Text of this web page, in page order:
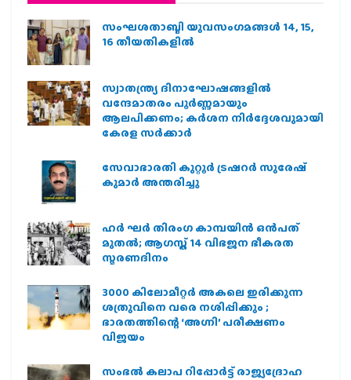
സംഘശതാബ്ദി യുവസംഗമങ്ങള്‍ 14, 15,
16 തീയതികളില്‍
സ്വാതന്ത്ര്യ ദിനാഘോഷങ്ങളിൽ
വന്ദേമാതരം പൂർണ്ണമായും
ആലപിക്കണം; കർശന നിർദ്ദേശവുമായി
കേരള സർക്കാർ
സേവാഭാരതി കുറ്റൂർ ട്രഷറർ സുരേഷ്
കുമാർ അന്തരിച്ചു
ഹര്‍ ഘര്‍ തിരംഗ കാമ്പയിന്‍ ഒന്‍പത്
മുതല്‍; ആഗസ്ത് 14 വിഭജന ഭീകരത
സ്മരണദിനം
3000 കിലോമീറ്റർ അകലെ ഇരിക്കുന്ന
ശത്രുവിനെ വരെ നശിപ്പിക്കും ;
ഭാരതത്തിന്റെ ‘അഗ്നി’ പരീക്ഷണം
വിജയം
സംഭൽ കലാപ റിപ്പോർട്ട് രാജ്യദ്രോഹ